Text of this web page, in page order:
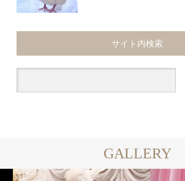
サイト内検索
GALLERY